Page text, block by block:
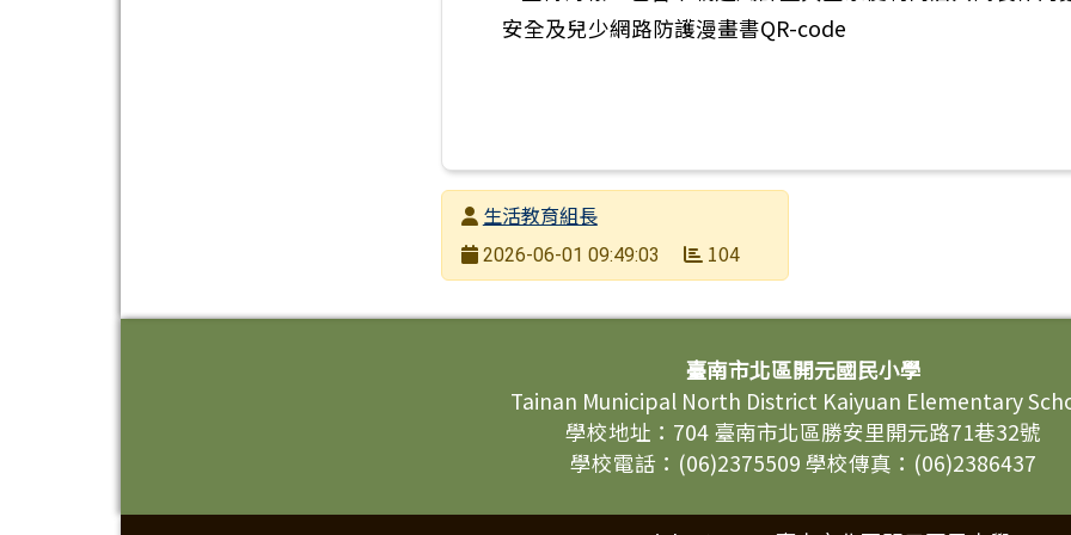
發布者生活教育組長
發布日期
2026-06-01 09:49:03 104
臺南市北區開元國民小學
Tainan Municipal North District Kaiyuan Elementary
學校地址：704 臺南市北區勝安里開元路71巷32號
學校電話：(06)2375509 學校傳真：(06)2386437